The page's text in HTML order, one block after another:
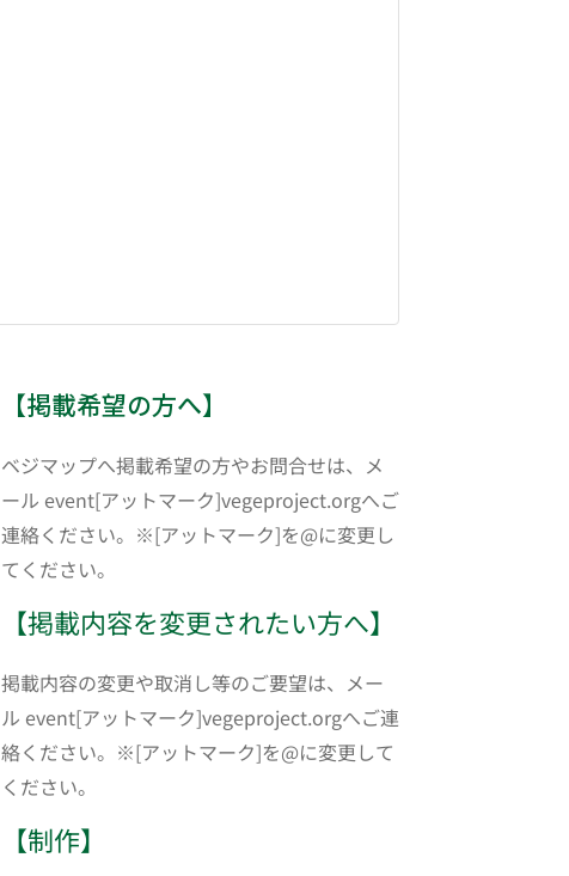
【掲載希望の方へ】
ベジマップへ掲載希望の方やお問合せは、メ
ール event[アットマーク]vegeproject.orgへご
連絡ください。※[アットマーク]を@に変更し
てください。
【掲載内容を変更されたい方へ】
掲載内容の変更や取消し等のご要望は、メー
ル event[アットマーク]vegeproject.orgへご連
絡ください。※[アットマーク]を@に変更して
ください。
【制作】